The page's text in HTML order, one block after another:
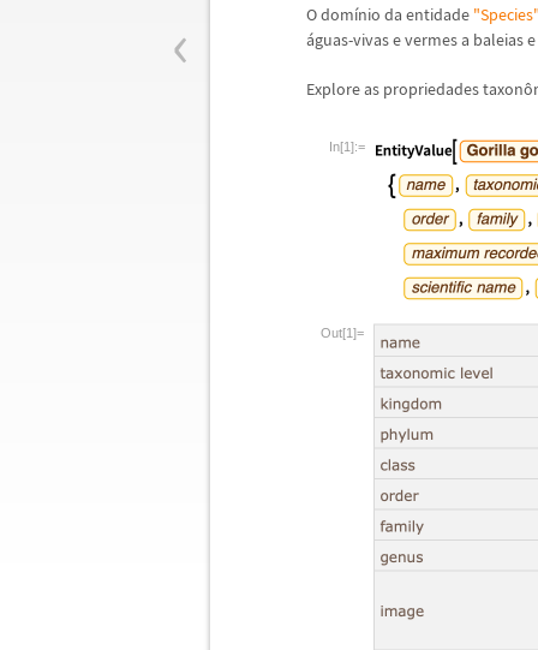
‹ O domínio da entidade
águas-vivas e vermes a baleias
Explore as propriedades taxonô
In[1]:=
Out[1]=